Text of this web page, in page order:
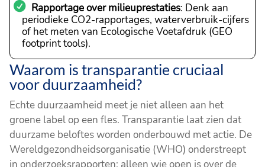
Rapportage over milieuprestaties: Denk aan
periodieke CO2-rapportages, waterverbruik-cijfers
of het meten van Ecologische Voetafdruk (GEO
footprint tools).
Waarom is transparantie cruciaal
voor duurzaamheid?
Echte duurzaamheid meet je niet alleen aan het
groene label op een fles. Transparantie laat zien dat
duurzame beloftes worden onderbouwd met actie. De
Wereldgezondheidsorganisatie (WHO) onderstreept